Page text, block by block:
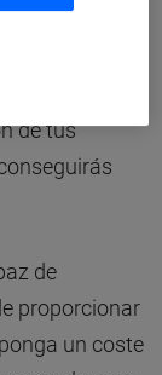
contenido
de tus
de
proporcionar
un coste